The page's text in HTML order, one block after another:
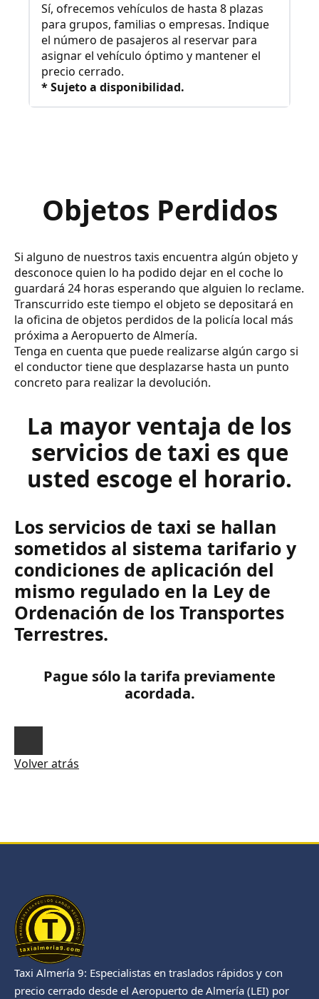
Sí, ofrecemos vehículos de hasta 8 plazas
para grupos, familias o empresas. Indique
el número de pasajeros al reservar para
asignar el vehículo óptimo y mantener el
precio cerrado.
* Sujeto a disponibilidad.
Objetos Perdidos
Si alguno de nuestros taxis encuentra algún objeto y
desconoce quien lo ha podido dejar en el coche lo
guardará 24 horas esperando que alguien lo reclame.
Transcurrido este tiempo el objeto se depositará en
la oficina de objetos perdidos de la policía local más
próxima a Aeropuerto de Almería.
Tenga en cuenta que puede realizarse algún cargo si
el conductor tiene que desplazarse hasta un punto
concreto para realizar la devolución.
La mayor ventaja de los
servicios de taxi es que
usted escoge el horario.
Los servicios de taxi se hallan
sometidos al sistema tarifario y
condiciones de aplicación del
mismo regulado en la Ley de
Ordenación de los Transportes
Terrestres.
Pague sólo la tarifa previamente
acordada.
Volver atrás
Taxi Almería 9: Especialistas en traslados rápidos y con
precio cerrado desde el Aeropuerto de Almería (LEI) por